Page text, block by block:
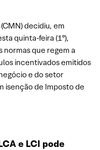
decidiu, em
quinta-feira (1º),
normas que regem a
incentivados emitidos
e do setor
isenção de Imposto de
e LCI pode